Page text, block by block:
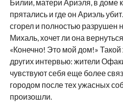
Билии, матери Ариэля, в доме
прятались и где он Ариэль
сгорел и полностью разрушен
Михаль, хочет ли она
«Конечно! Это мой дом!» Такой
других интервью: жители
чувствуют себя еще более
городом после тех ужасных
произошли.